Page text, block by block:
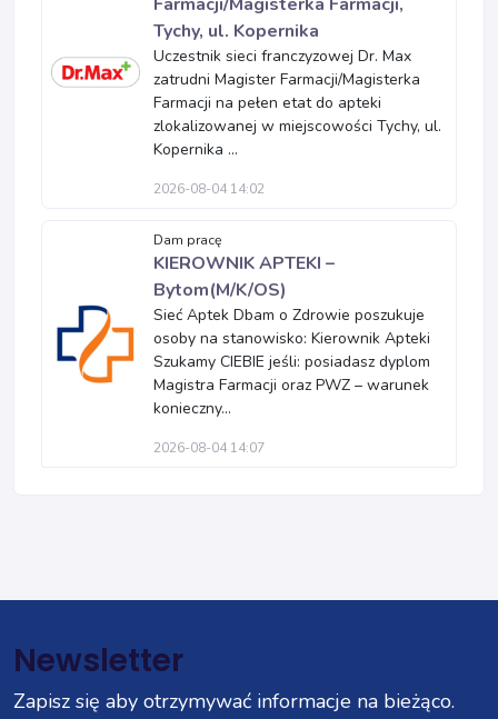
Tychy, ul. Kopernika
Uczestnik sieci franczyzowej Dr. Max
zatrudni Magister Farmacji/Magisterka
Farmacji na pełen etat do apteki
zlokalizowanej w miejscowości Tychy, ul.
Kopernika ...
2026-08-04 14:02
Dam pracę
KIEROWNIK APTEKI –
Bytom(M/K/OS)
Sieć Aptek Dbam o Zdrowie poszukuje
osoby na stanowisko: Kierownik Apteki
Szukamy CIEBIE jeśli: posiadasz dyplom
Magistra Farmacji oraz PWZ – warunek
konieczny...
2026-08-04 14:07
Newsletter
Zapisz się aby otrzymywać informacje na bieżąco.